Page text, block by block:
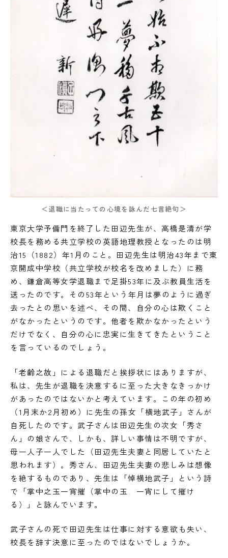
＜退職に当たっての心境を詠んだ七言絶句＞
東京大学予備門を終了した田辺先生が、高橋是清が学
校長を務める共立学校の英語地理教授となったのは明
治15（1882）年1月のこと。田辺先生は明治43年まで東
京開成中学校（共立学校が校名を改めました）に務
め、鎌倉高等女学退職まで足掛53年に及ぶ教員生活を
送ったのです。その53年という年月は夢のように過ぎ
去ったとの思いを述べ、その間、自分の心は欺くこと
がなかったというのです。他者を欺かなかったという
だけでなく、自分の心に忠実に生きてきたということ
を言っているのでしょう。
「老齢之故」による退職だと挨拶状にはありますが、
私は、先生が退職を決意するに至った大きなきっかけ
があったのではないかと考えています。この年の初め
（1月末か2月初め）に先生の孫女「横地武子」さんが
自死したのです。武子さんは田辺先生の次女「秀さ
ん」の娘さんで、しかも、詳しい事情は不明ですが、
母一人子一人でした（田辺先生夫妻と同居していたと
思われます）。秀さん、田辺先生夫妻の悲しみは想像
を絶するものであり、先生は「悼横地武子」という詩
で「掌中之玉一宵摧（掌中の玉 一宵にして摧け
る）」と詠んでいます。
武子さんの死で田辺先生は仕事に対する意欲も失い、
校長を辞す決意に至ったのではないでしょうか。